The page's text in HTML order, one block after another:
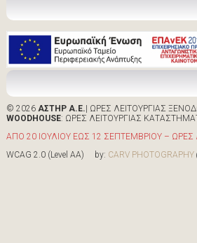
© 2026 ΑΣΤΗΡ Α.Ε.| ΩΡΕΣ ΛΕΙΤΟΥΡΓΙΑΣ
WOODHOUSE: ΩΡΕΣ ΛΕΙΤΟΥΡΓΙΑΣ
ΑΠΟ 20 ΙΟΥΛΙΟΥ ΕΩΣ 12 ΣΕΠΤΕΜΒΡΙΟΥ –
WCAG 2.0 (Level AA) by: CARV PHOTOGRAPHY